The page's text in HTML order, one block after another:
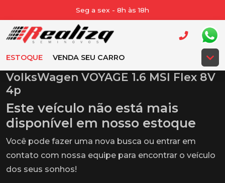
Seg a sex - 8h às 18h
ESTOQUE VENDA SEU CARRO
VolksWagen VOYAGE 1.6 MSI Flex 8V
4p
Este veículo não está mais
disponível em nosso estoque
Você pode fazer uma nova busca ou entrar em
contato com nossa equipe para encontrar o veículo
dos seus sonhos!